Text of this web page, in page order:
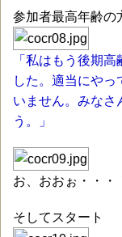
参加者最高年齢の
「私はもう後期
した。適当にや
いません。みなさ
う。」
お、おおぉ・・・
そしてスタート